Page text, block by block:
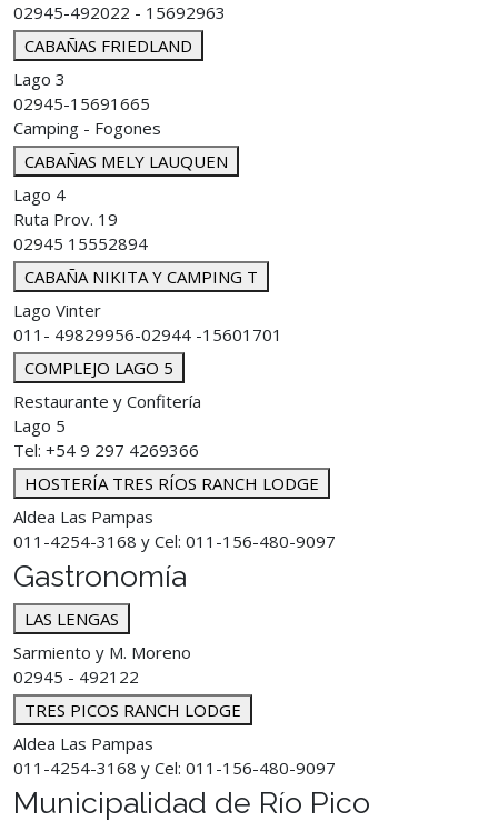
02945-492022 - 15692963
CABAÑAS FRIEDLAND
Lago 3
02945-15691665
Camping - Fogones
CABAÑAS MELY LAUQUEN
Lago 4
Ruta Prov. 19
02945 15552894
CABAÑA NIKITA Y CAMPING T
Lago Vinter
011- 49829956-02944 -15601701
COMPLEJO LAGO 5
Restaurante y Confitería
Lago 5
Tel: +54 9 297 4269366
HOSTERÍA TRES RÍOS RANCH LODGE
Aldea Las Pampas
011-4254-3168 y Cel: 011-156-480-9097
Gastronomía
LAS LENGAS
Sarmiento y M. Moreno
02945 - 492122
TRES PICOS RANCH LODGE
Aldea Las Pampas
011-4254-3168 y Cel: 011-156-480-9097
Municipalidad de Río Pico